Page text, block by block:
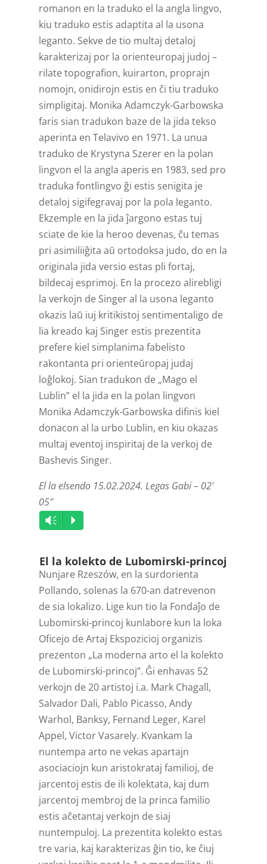
romanon en la traduko el la angla lingvo,
kiu traduko estis adaptita al la usona
leganto. Sekve de tio multaj detaloj
karakterizaj por la orienteuropaj judoj –
rilate topografion, kuirarton, proprajn
nomojn, onidirojn estis en ĉi tiu traduko
simpligitaj. Monika Adamczyk-Garbowska
faris sian tradukon baze de la jida tekso
aperinta en Telavivo en 1971. La unua
traduko de Krystyna Szerer en la polan
lingvon el la angla aperis en 1983, sed pro
traduka fontlingvo ĝi estis senigita je
detaloj sigifegravaj por la pola leganto.
Ekzemple en la jida ĵargono estas tuj
sciate de kie la heroo devenas, ĉu temas
pri asimiliiĝita aŭ ortodoksa judo, do en la
originala jida versio estas pli fortaj,
bildecaj esprimoj. En la procezo alirebligi
la verkojn de Singer al la usona leganto
okazis laŭ iuj kritikistoj sentimentaligo de
lia kreado kaj Singer estis prezentita
prefere kiel simplanima fabelisto
rakontanta pri orienteŭropaj judaj
loĝlokoj. Sian tradukon de „Mago el
Lublin” el la jida en la polan lingvon
Monika Adamczyk-Garbowska difinis kiel
donacon al la urbo Lublin, en kiu okazas
multaj eventoj inspiritaj de la verkoj de
Bashevis Singer.
El la elsendo 15.02.2024. Legas Gabi – 02′
05″
Audio
Player
Vm P
El la kolekto de Lubomirski-princoj
Nunjare Rzeszów, en la surdorienta
Pollando, solenas la 670-an datrevenon
de sia lokalizo. Lige kun tio la Fondaĵo de
Lubomirski-princoj kunlabore kun la loka
Oficejo de Artaj Ekspozicioj organizis
prezenton „La moderna arto el la kolekto
de Lubomirski-princoj”. Ĝi enhavas 52
verkojn de 20 artistoj i.a. Mark Chagall,
Salvador Dali, Pablo Picasso, Andy
Warhol, Banksy, Fernand Leger, Karel
Appel, Victor Vasarely. Kvankam la
nuntempa arto ne vekas apartajn
asociaciojn kun aristokrataj familioj, de
jarcentoj estis de ili kolektata, kaj dum
jarcentoj membroj de la princa familio
estis aĉetantaj verkojn de siaj
nuntempuloj. La prezentita kolekto estas
tre varia, kaj karakterizas ĝin tio, ke ĉiuj